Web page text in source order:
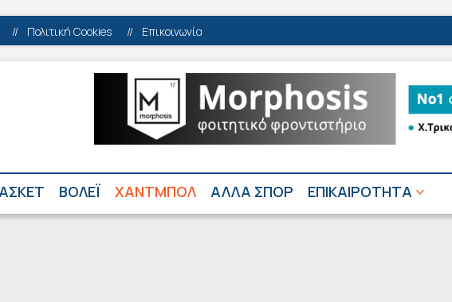
// Πολιτική Cookies // Επικοινωνία
ΒΟΛΕΪ ΧΑΝΤΜΠΟΛ ΑΛΛΑ ΣΠΟΡ ΕΠΙΚΑΙΡΟΤΗΤΑ